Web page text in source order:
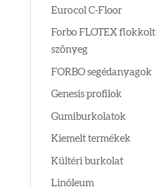
Eurocol C-Floor
Forbo FLOTEX flokkolt
szőnyeg
FORBO segédanyagok
Genesis profilok
Gumiburkolatok
Kiemelt termékek
Kültéri burkolat
Linóleum